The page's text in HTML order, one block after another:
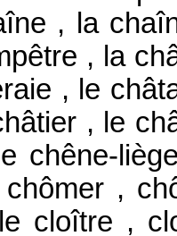
, la
, la
, le
, le
chêne-
,
cloître ,